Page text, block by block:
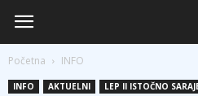
Početna INFO
INFO AKTUELNI LEP II ISTOČNO